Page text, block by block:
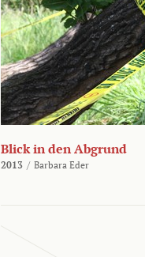
Blick in den Abgrund
2013 / Barbara Eder